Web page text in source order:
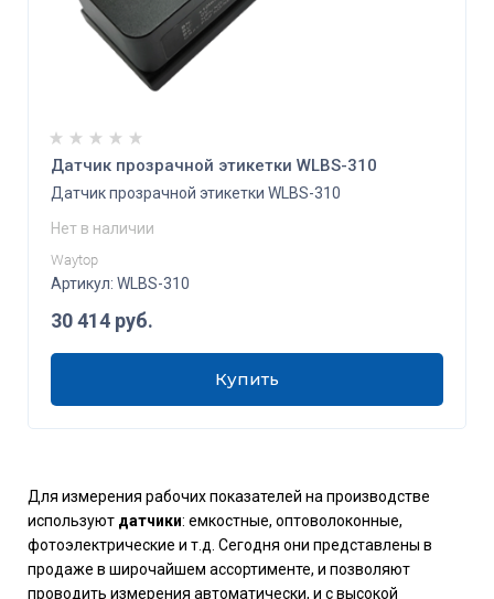
Датчик прозрачной этикетки WLBS-310
Датчик прозрачной этикетки WLBS-310
Нет в наличии
Waytop
Артикул: WLBS-310
30 414 руб.
Купить
Для измерения рабочих показателей на производстве
используют датчики: емкостные, оптоволоконные,
фотоэлектрические и т.д. Сегодня они представлены в
продаже в широчайшем ассортименте, и позволяют
проводить измерения автоматически, и с высокой